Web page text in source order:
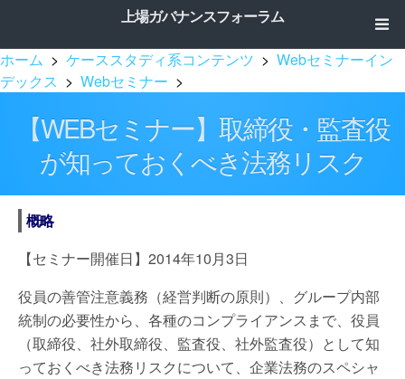
上場ガバナンスフォーラム
ホーム > ケーススタディ系コンテンツ > Webセミナーイン
デックス > Webセミナー >
【WEBセミナー】取締役・監査役
が知っておくべき法務リスク
概略
【セミナー開催日】2014年10月3日
役員の善管注意義務（経営判断の原則）、グループ内部
統制の必要性から、各種のコンプライアンスまで、役員
（取締役、社外取締役、監査役、社外監査役）として知
っておくべき法務リスクについて、企業法務のスペシャ